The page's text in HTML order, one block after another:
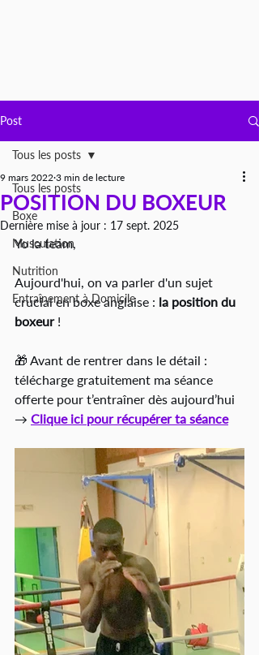
Post
Tous les posts
Boxe
Musculation
Nutrition
Entraînement à Domicile
Tous les posts
POSITION DU BOXEUR
9 mars 2022 3 min de lecture
Dernière mise à jour : 17 sept. 2025
Yo la team,
Aujourd'hui, on va parler d'un sujet
crucial en boxe anglaise : la position du
boxeur !
🎁 Avant de rentrer dans le détail :
télécharge gratuitement ma séance
offerte pour t’entraîner dès aujourd’hui
→ Clique ici pour récupérer ta séance